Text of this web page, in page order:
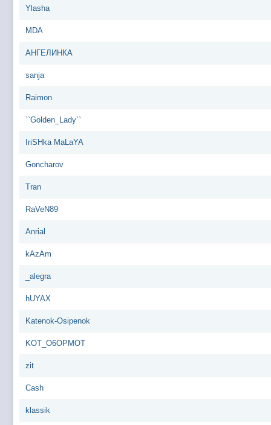
Ylasha
MDA
АНГЕЛИНКА
sanja
Raimon
``Golden_Lady``
IriSHka MaLaYA
Goncharov
Tran
RaVeN89
Anrial
kAzAm
_alegra
hUYAX
Katenok-Osipenok
KOT_O6OPMOT
zit
Cash
klassik